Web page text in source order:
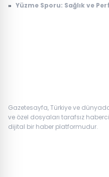
» Yüzme Sporu: Sağlık ve
Gazetesayfa, Türkiye ve
ve özel dosyaları tarafsız
dijital bir haber platformudur.